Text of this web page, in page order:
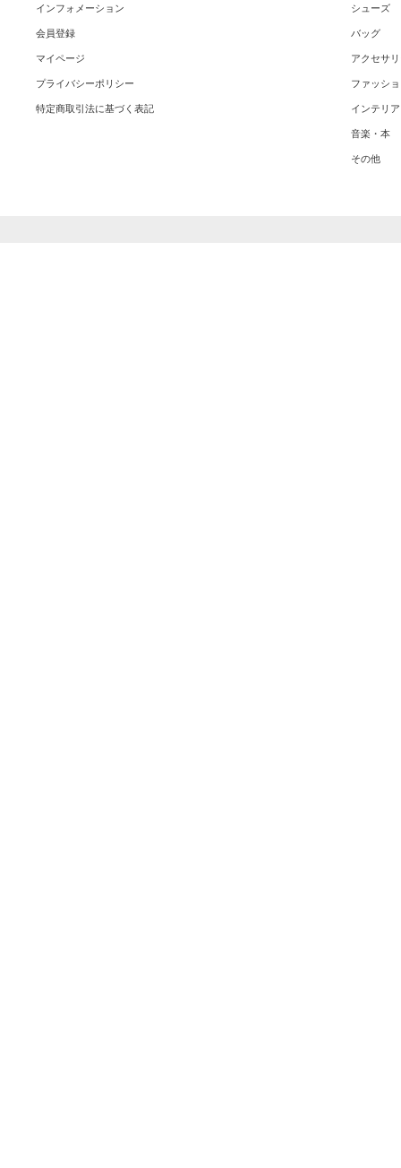
インフォメーション
会員登録
マイページ
プライバシーポリシー
特定商取引法に基づく表記
シューズ
バッグ
アクセサ
ファッシ
インテリア
音楽・本
その他